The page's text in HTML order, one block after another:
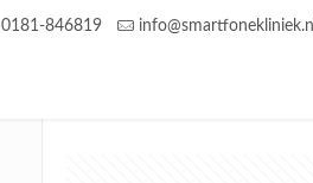
0181-846819 info@smartfonekliniek.nl